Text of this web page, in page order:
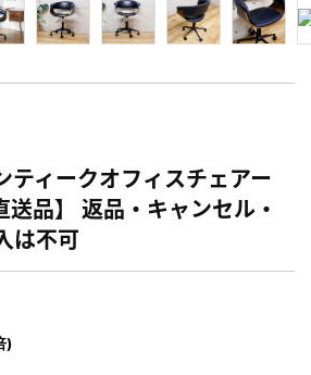
ティークオフィスチェアー
送品】 返品・キャンセル・
は不可
)